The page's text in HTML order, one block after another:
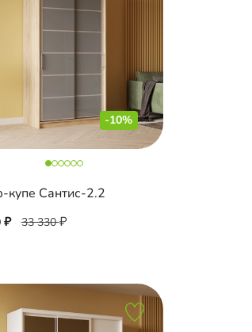
-10%
Сантис-2.2
33 330